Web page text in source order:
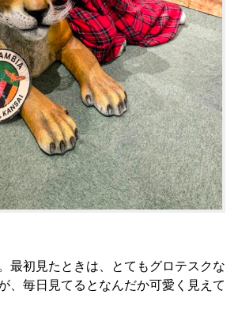
最初見たときは、とてもグロテスクな
、毎日見てるとなんだか可愛く見えて